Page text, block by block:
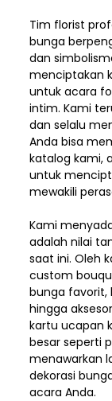
Tim florist
bunga
dan
menciptakan
untuk acara
intim. Kami
dan selalu
Anda bisa
katalog kami,
untuk
mewakili
Kami
adalah nilai
saat ini. Oleh
custom
bunga favorit,
hingga
kartu ucapan
besar seperti
menawarkan
dekorasi
acara Anda.